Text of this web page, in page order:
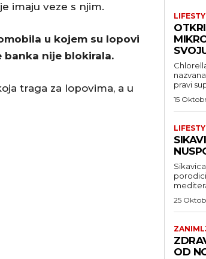
imaju veze s njim.
u kojem su lopovi
banka nije blokirala.
traga za lopovima, a u
pravi
15
25
OD